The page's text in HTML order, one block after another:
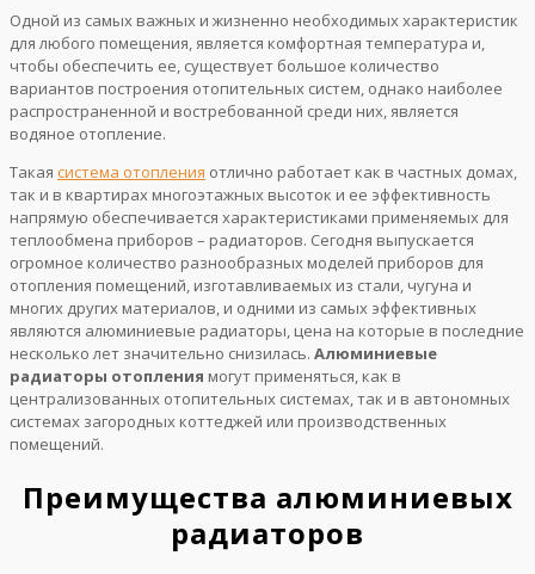
Одной из самых важных и жизненно необходимых характеристик
для любого помещения, является комфортная температура и,
чтобы обеспечить ее, существует большое количество
вариантов построения отопительных систем, однако наиболее
распространенной и востребованной среди них, является
водяное отопление.
Такая система отопления отлично работает как в частных домах,
так и в квартирах многоэтажных высоток и ее эффективность
напрямую обеспечивается характеристиками применяемых для
теплообмена приборов – радиаторов. Сегодня выпускается
огромное количество разнообразных моделей приборов для
отопления помещений, изготавливаемых из стали, чугуна и
многих других материалов, и одними из самых эффективных
являются алюминиевые радиаторы, цена на которые в последние
несколько лет значительно снизилась. Алюминиевые
радиаторы отопления могут применяться, как в
централизованных отопительных системах, так и в автономных
системах загородных коттеджей или производственных
помещений.
Преимущества алюминиевых
радиаторов